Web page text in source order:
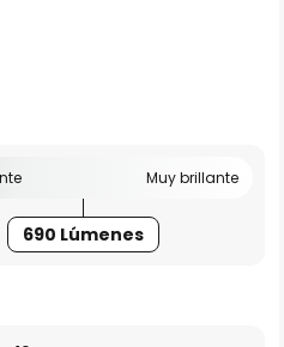
Muy brillante
690 Lúmenes